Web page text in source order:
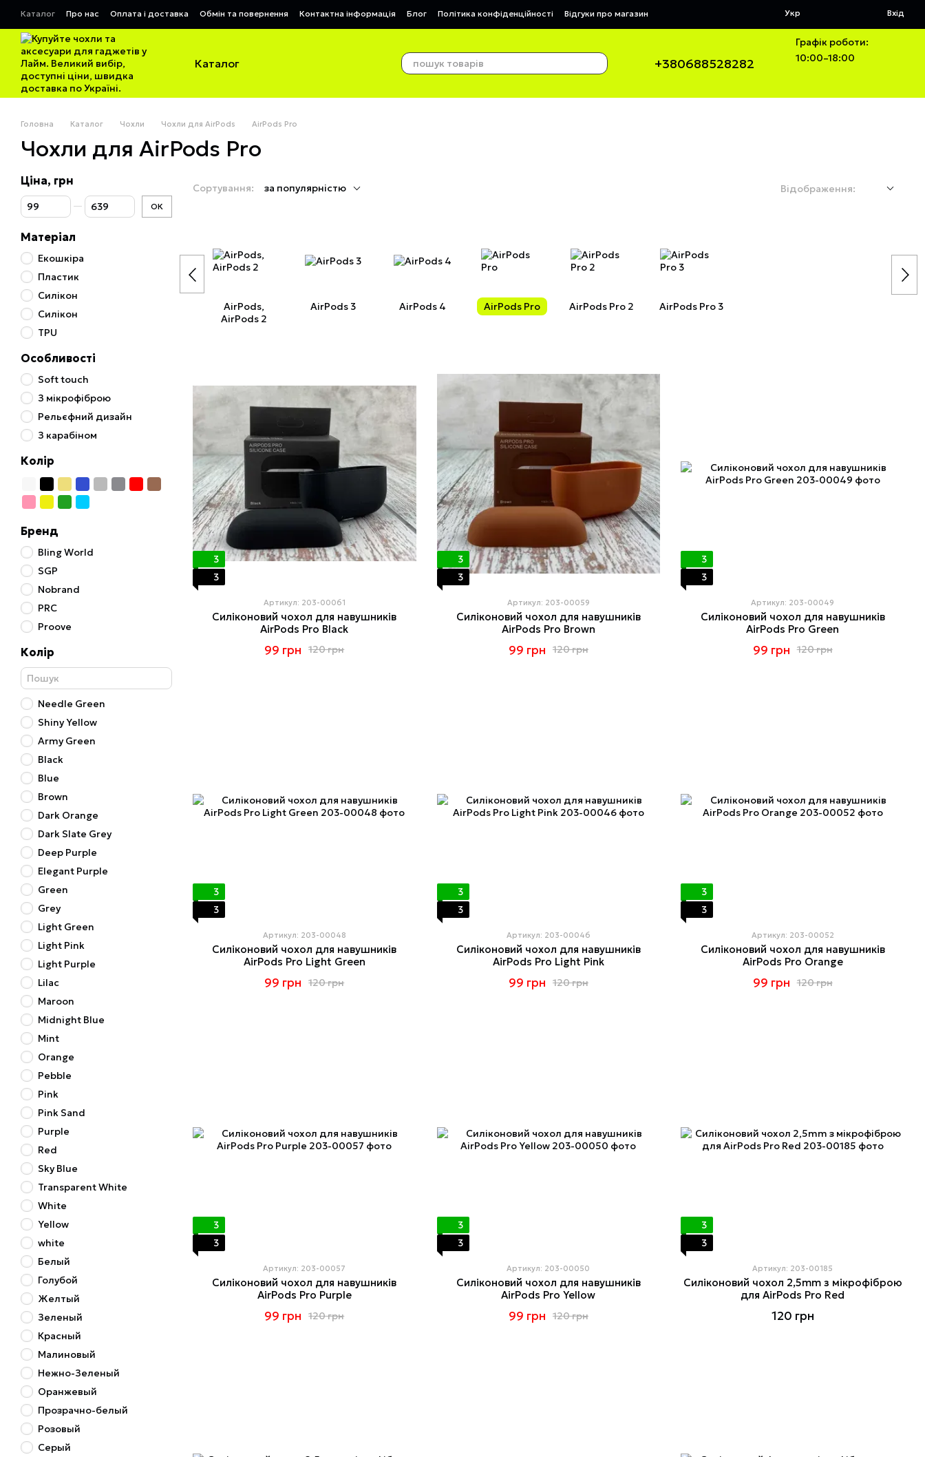
Перейти до основного контенту
Каталог Про нас Оплата і доставка Обмін та повернення Контактна інформація Блог Політика конфіденційності
Відгуки про магазин
Договір публічної оферти
Укр Вхід
Каталог +380688528282
Графік роботи:
10:00–18:00
Головна Каталог Чохли Чохли для AirPods AirPods Pro
Чохли для AirPods Pro
Сортування: за популярністю Відображення:
AirPods,
AirPods 2
AirPods 3 AirPods 4 AirPods Pro AirPods Pro 2 AirPods Pro 3
3
3
Артикул: 203-00061
Силіконовий чохол для навушників
AirPods Pro Black
120 грн
99 грн
3
3
Артикул: 203-00059
Силіконовий чохол для навушників
AirPods Pro Brown
120 грн
99 грн
3
3
Артикул: 203-00049
Силіконовий чохол для навушників
AirPods Pro Green
120 грн
99 грн
3
3
Артикул: 203-00048
Силіконовий чохол для навушників
AirPods Pro Light Green
120 грн
99 грн
3
3
Артикул: 203-00046
Силіконовий чохол для навушників
AirPods Pro Light Pink
120 грн
99 грн
3
3
Артикул: 203-00052
Силіконовий чохол для навушників
AirPods Pro Orange
120 грн
99 грн
3
3
Артикул: 203-00057
Силіконовий чохол для навушників
AirPods Pro Purple
120 грн
99 грн
3
3
Артикул: 203-00050
Силіконовий чохол для навушників
AirPods Pro Yellow
120 грн
99 грн
3
3
Артикул: 203-00185
Силіконовий чохол 2,5mm з мікрофіброю
для AirPods Pro Red
120 грн
Ціна, грн
Від Ціна, грн
До Ціна, грн ОК
Матеріал
Екошкіра
Пластик
Силікон
Силікон
TPU
Особливості
Soft touch
З мікрофіброю
Рельєфний дизайн
З карабіном
Колір
Бренд
Bling World
SGP
Nobrand
PRC
Proove
Колір
Needle Green
Shiny Yellow
Army Green
Black
Blue
Brown
Dark Orange
Dark Slate Grey
Deep Purple
Elegant Purple
Green
Grey
Light Green
Light Pink
Light Purple
Lilac
Maroon
Midnight Blue
Mint
Orange
Pebble
Pink
Pink Sand
Purple
Red
Sky Blue
Transparent White
White
Yellow
white
Белый
Голубой
Желтый
Зеленый
Красный
Малиновый
Нежно-Зеленый
Оранжевый
Прозрачно-белый
Розовый
Серый